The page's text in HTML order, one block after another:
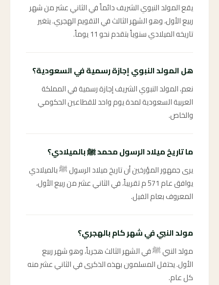
يقع المولد النبوي الشريف دائماً في الثاني عشر من شهر
ربيع الأول، وهو الشهر الثالث في التقويم الهجري. يتغير
تاريخه الميلادي سنوياً بتقدم نحو 11 يوماً.
هل المولد النبوي إجازة رسمية في السعودية؟
نعم، المولد النبوي الشريف إجازة رسمية في المملكة
العربية السعودية لمدة يوم واحد للقطاعين الحكومي
والخاص.
ما تاريخ ميلاد الرسول محمد ﷺ بالميلادي؟
يرى جمهور المؤرخين أن تاريخ ميلاد الرسول ﷺ بالميلادي
يوافق عام 571 م تقريباً، في الثاني عشر من ربيع الأول،
المعروف بعام الفيل.
مولد النبي في شهر كام بالهجري؟
مولد النبي ﷺ في الشهر الثالث هجرياً، وهو شهر ربيع
الأول. يحتفل المسلمون بهذه الذكرى في الثاني عشر منه
كل عام.